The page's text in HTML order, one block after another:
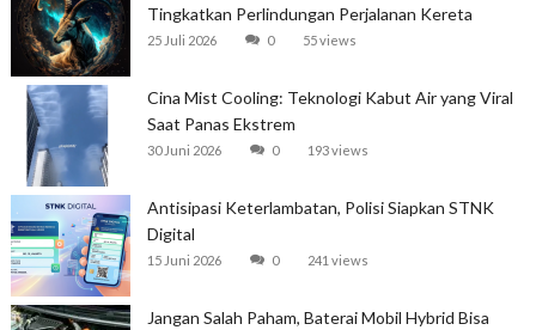
Tingkatkan Perlindungan Perjalanan Kereta
25 Juli 2026 0 55 views
Cina Mist Cooling: Teknologi Kabut Air yang Viral
Saat Panas Ekstrem
30 Juni 2026 0 193 views
Antisipasi Keterlambatan, Polisi Siapkan STNK
Digital
15 Juni 2026 0 241 views
Jangan Salah Paham, Baterai Mobil Hybrid Bisa